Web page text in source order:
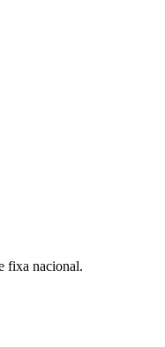
fixa nacional.